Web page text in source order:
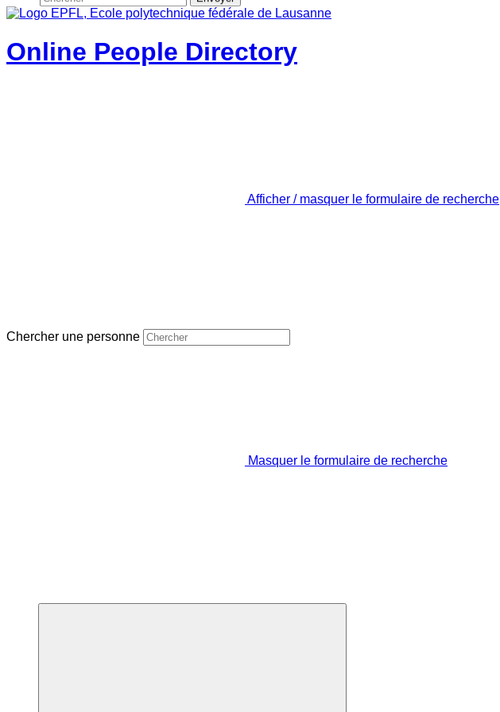
Online People Directory
Afficher / masquer le formulaire de recherche
Chercher une personne
Masquer le formulaire de recherche